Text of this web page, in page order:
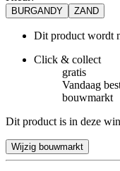
BURGANDY ZAND
Dit product wordt
Click & collect
gratis
Vandaag
bouwmarkt
Dit product is in deze
Wijzig bouwmarkt